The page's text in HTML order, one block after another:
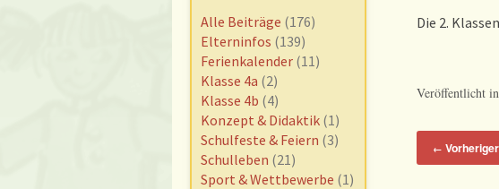
Die 2.
Veröffentlicht in
← Vorheriger
Alle Beiträge (176)
Elterninfos (139)
Ferienkalender(11)
Klasse 4a (2)
Klasse 4b (4)
Konzept & Didaktik(1)
Schulfeste & Feiern (3)
Schulleben (21)
Sport & Wettbewerbe (1)